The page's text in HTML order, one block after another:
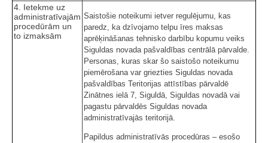
4. Ietekme uz
administratīvajām
procedūrām un
to izmaksām
Saistošie noteikumi ietver regulējumu, kas
paredz, ka dzīvojamo telpu īres maksas
aprēķināšanas tehnisko darbību kopumu veiks
Siguldas novada pašvaldības centrālā pārvalde.
Personas, kuras skar šo saistošo noteikumu
piemērošana var griezties Siguldas novada
pašvaldības Teritorijas attīstības pārvaldē
Zinātnes ielā 7, Siguldā, Siguldas novadā vai
pagastu pārvaldēs Siguldas novada
administratīvajās teritorijā.
Papildus administratīvās procedūras – esošo